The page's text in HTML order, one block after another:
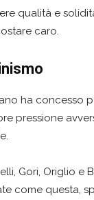
qualità e
caro.
ha concesso
pressione
Gori, Origlio e
come questa,